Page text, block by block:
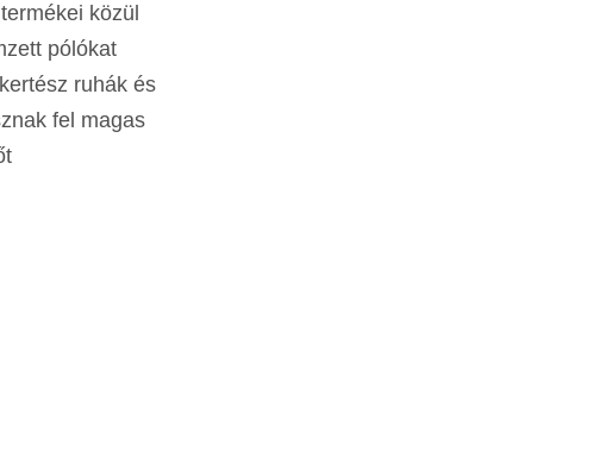
közül
pólókat
ruhák és
fel magas